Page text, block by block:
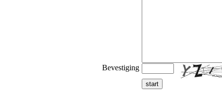
Bevestiging
start